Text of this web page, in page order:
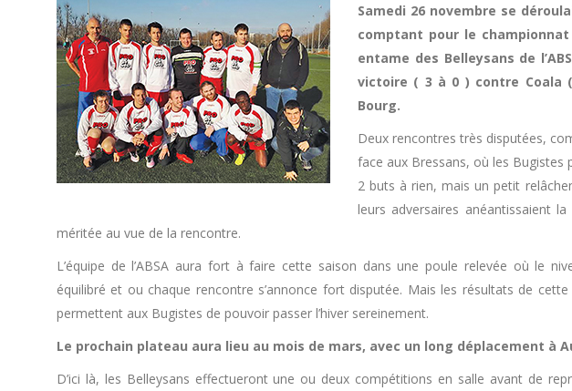
Samedi 26 novembre se
comptant pour le
entame des Belleysans de
victoire ( 3 à 0 ) contre Coala
Bourg.
Deux rencontres très disputées,
face aux Bressans, où les
2 buts à rien, mais un petit
leurs adversaires anéantissaient
méritée au vue de la rencontre.
L’équipe de l’ABSA aura fort à faire cette saison dans une poule relevée où le
équilibré et ou chaque rencontre s’annonce fort disputée. Mais les résultats de
permettent aux Bugistes de pouvoir passer l’hiver sereinement.
Le prochain plateau aura lieu au mois de mars, avec un long déplacement à
D’ici là, les Belleysans effectueront une ou deux compétitions en salle avant de